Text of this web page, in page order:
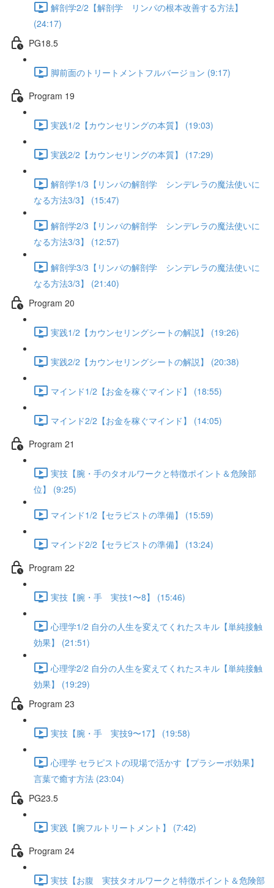
解剖学2/2【解剖学 リンパの根本改善する方法】
(24:17)
PG18.5
脚前面のトリートメントフルバージョン (9:17)
Program 19
実践1/2【カウンセリングの本質】 (19:03)
実践2/2【カウンセリングの本質】 (17:29)
解剖学1/3【リンパの解剖学 シンデレラの魔法使いに
なる方法3/3】 (15:47)
解剖学2/3【リンパの解剖学 シンデレラの魔法使いに
なる方法3/3】 (12:57)
解剖学3/3【リンパの解剖学 シンデレラの魔法使いに
なる方法3/3】 (21:40)
Program 20
実践1/2【カウンセリングシートの解説】 (19:26)
実践2/2【カウンセリングシートの解説】 (20:38)
マインド1/2【お金を稼ぐマインド】 (18:55)
マインド2/2【お金を稼ぐマインド】 (14:05)
Program 21
実技【腕・手のタオルワークと特徴ポイント＆危険部
位】 (9:25)
マインド1/2【セラピストの準備】 (15:59)
マインド2/2【セラピストの準備】 (13:24)
Program 22
実技【腕・手 実技1〜8】 (15:46)
心理学1/2 自分の人生を変えてくれたスキル【単純接触
効果】 (21:51)
心理学2/2 自分の人生を変えてくれたスキル【単純接触
効果】 (19:29)
Program 23
実技【腕・手 実技9〜17】 (19:58)
心理学 セラピストの現場で活かす【プラシーボ効果】
言葉で癒す方法 (23:04)
PG23.5
実践【腕フルトリートメント】 (7:42)
Program 24
実技【お腹 実技タオルワークと特徴ポイント＆危険部